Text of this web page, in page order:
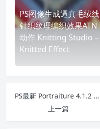
PS图像生成逼真毛绒线
针织纹理编织效果ATN
动作 Knitting Studio –
Knitted Effect
PS最新 ​Portraiture 4.1.2 汉化插件！一键人像润色磨皮！
上一篇